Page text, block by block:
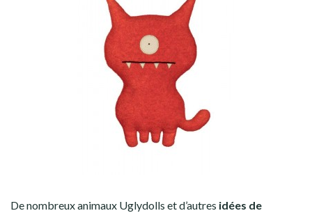
De nombreux animaux Uglydolls et d’autres idées de